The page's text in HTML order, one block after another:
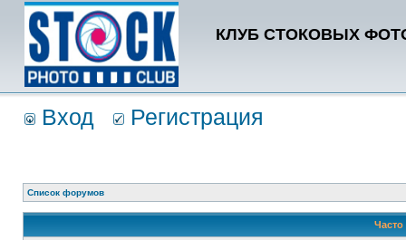
КЛУБ СТОКОВЫХ
Вход Регистрация
Список форумов